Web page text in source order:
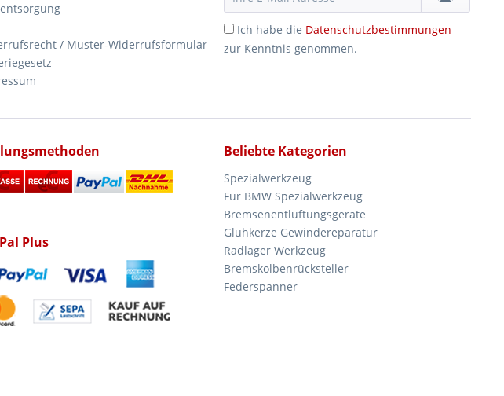
/ Muster-Widerrufsformular
Ich habe die Datenschutzbestimmungen
zur Kenntnis genommen.
Plus
Beliebte Kategorien
Spezialwerkzeug
Für BMW Spezialwerkzeug
Bremsenentlüftungsgeräte
Glühkerze Gewindereparatur
Radlager Werkzeug
Bremskolbenrücksteller
Federspanner